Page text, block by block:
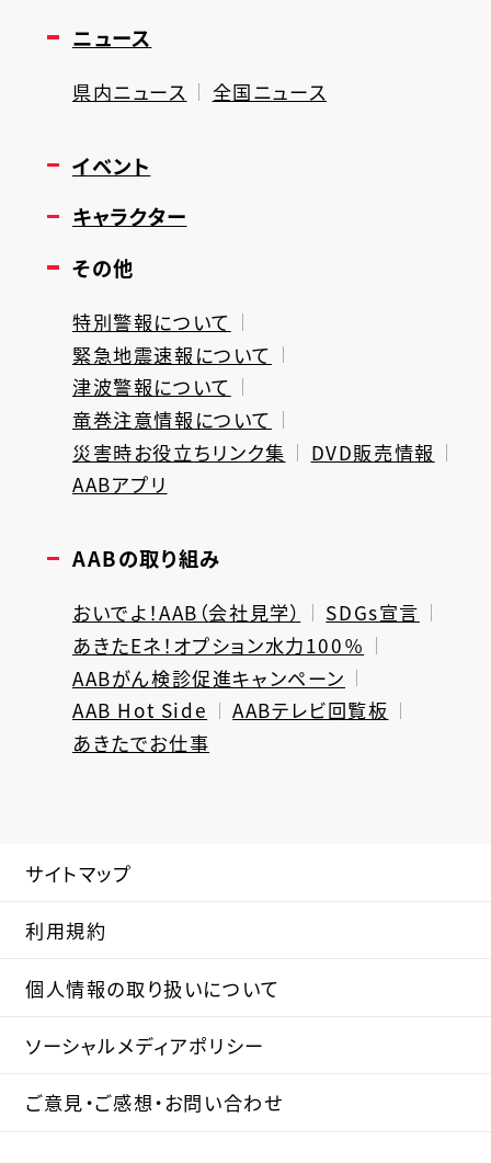
ニュース
県内ニュース 全国ニュース
イベント
キャラクター
その他
特別警報について
緊急地震速報について
津波警報について
竜巻注意情報について
災害時お役立ちリンク集
DVD販売情報
AABアプリ
AABの取り組み
おいでよ！AAB（会社見学）
SDGs宣言
あきたEネ！オプション水力100％
AABがん検診促進キャンペーン
AAB Hot Side
AABテレビ回覧板
あきたでお仕事
サイトマップ
利用規約
個人情報の取り扱いについて
ソーシャルメディアポリシー
ご意見・ご感想・お問い合わせ